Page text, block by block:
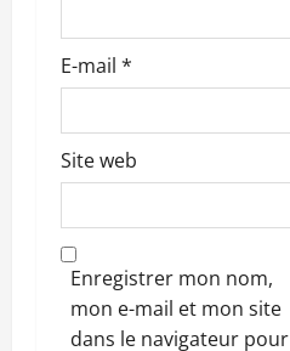
E-mail *
Site web
Enregistrer mon nom,
mon e-mail et mon site
dans le navigateur pour